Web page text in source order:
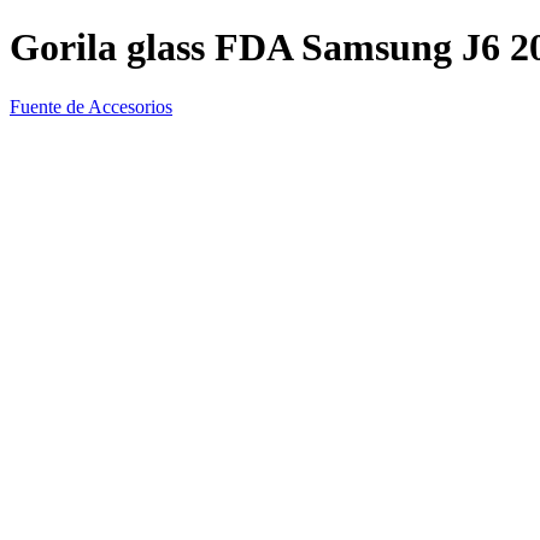
Gorila glass FDA Samsung J6
Fuente de Accesorios